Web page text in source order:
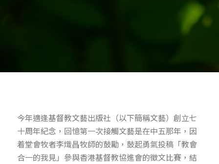
今年適逢基督教文藝出版社（以下簡稱文藝）創立七
十周年紀念，回憶第一次接觸文藝是在中五那年，因
着堂會牧者李熾昌牧師的鼓勵，鼓起勇氣投稿「教會
合一的我見」參與香港基督教協進會的徵文比賽，結